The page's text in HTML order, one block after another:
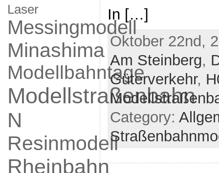
Laser
Messingmodell
Minashima
Modellbahntage
Modellstraßenbahn
N
Resinmodell
Rheinbahn
In […]
Oktober 22nd,
Am Steinberg,
Güterverkehr,
Category: